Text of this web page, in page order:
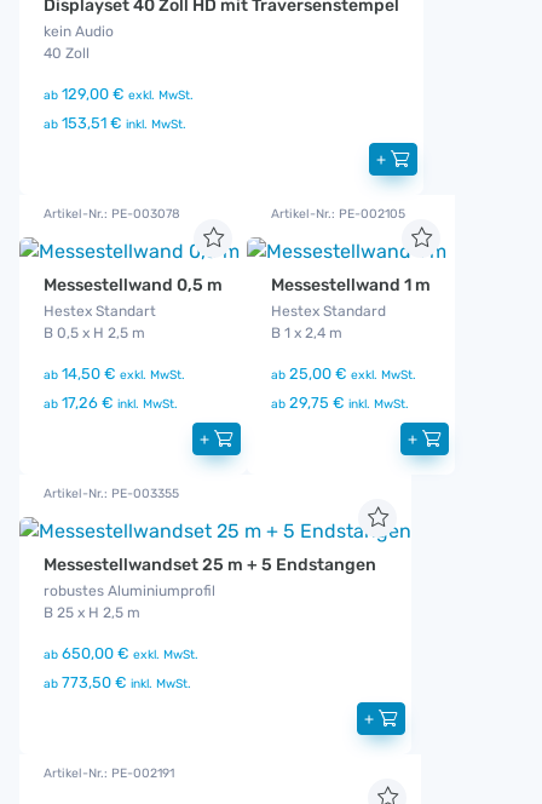
Displayset 40 Zoll HD mit Traversenstempel
kein Audio
40 Zoll
ab 129,00 € exkl. MwSt.
ab 153,51 € inkl. MwSt.
+
Artikel-Nr.: PE-003078
Messestellwand 0,5 m
Hestex Standart
B 0,5 x H 2,5 m
ab 14,50 € exkl. MwSt.
ab 17,26 € inkl. MwSt.
+
Artikel-Nr.: PE-002105
Messestellwand 1 m
Hestex Standard
B 1 x 2,4 m
ab 25,00 € exkl. MwSt.
ab 29,75 € inkl. MwSt.
+
Artikel-Nr.: PE-003355
Messestellwandset 25 m + 5 Endstangen
robustes Aluminiumprofil
B 25 x H 2,5 m
ab 650,00 € exkl. MwSt.
ab 773,50 € inkl. MwSt.
+
Artikel-Nr.: PE-002191